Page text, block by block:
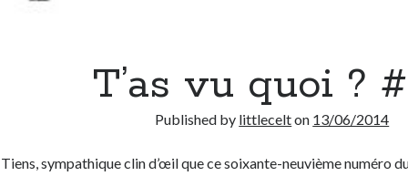
T’as vu quoi ?
Published by littlecelton 13/06/2014
Tiens, sympathique clin d’œil que ce soixante-neuvième numéro